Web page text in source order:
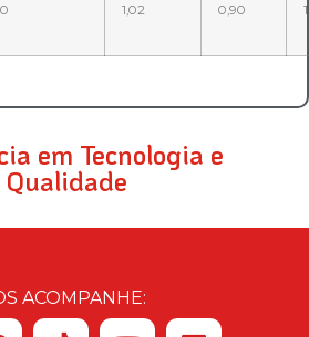
1,02 0,90
em Tecnologia e
Qualidade
ACOMPANHE: